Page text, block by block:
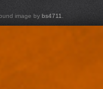
image by bs4711